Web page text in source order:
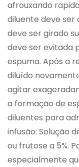
afrouxando
diluente deve
deve ser girado
deve ser evitada
espuma. Após a
diluído
agitar
a formação de
diluentes para
infusão: Solução
ou frutose a 5%.
especialmente